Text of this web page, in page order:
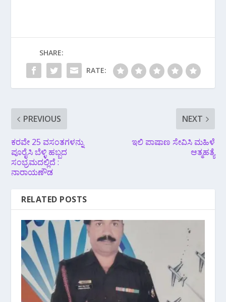
SHARE:
RATE:
PREVIOUS
ಕರವೇ 25 ವಸಂತಗಳನ್ನು
ಪೂರೈಸಿ ಬೆಳ್ಳಿ ಹಬ್ಬದ
ಸಂಭ್ರಮದಲ್ಲಿದೆ :
ನಾರಾಯಣೌಡ
NEXT
ಇಲಿ ಪಾಷಾಣ ಸೇವಿಸಿ ಮಹಿಳೆ
ಆತ್ಮಹತ್ಯೆ
RELATED POSTS